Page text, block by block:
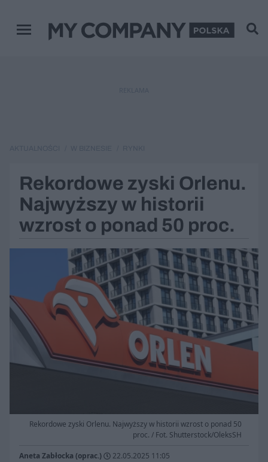
Menu główne
Rekordowe zyski Orlenu.
Najwyższy w historii
wzrost o ponad 50 proc.
Rekordowe zyski Orlenu. Najwyższy w historii wzrost o ponad 50
proc. / Fot. Shutterstock/OleksSH
Aneta Zabłocka (oprac.) 22.05.2025 11:05